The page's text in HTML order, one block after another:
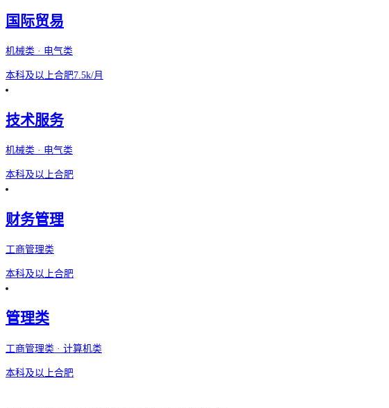
国际贸易
机械类 · 电气类
本科及以上合肥7.5k/月
技术服务
机械类 · 电气类
本科及以上合肥
财务管理
工商管理类
本科及以上合肥
管理类
工商管理类 · 计算机类
本科及以上合肥